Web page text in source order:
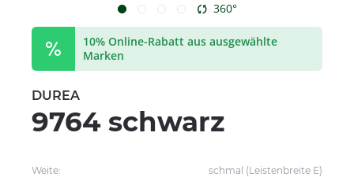
360°
10% Online-Rabatt aus ausgewählte
Marken
DUREA
9764 schwarz
Weite:
schmal (Leistenbreite E)